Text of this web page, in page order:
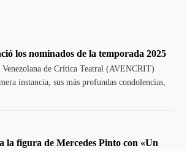
los nominados de la temporada 2025
de Crítica Teatral (AVENCRIT)
instancia, sus más profundas condolencias,
la figura de Mercedes Pinto con «Un